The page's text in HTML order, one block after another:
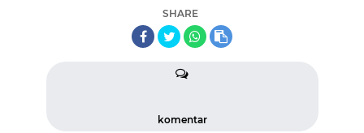
SHARE
komentar